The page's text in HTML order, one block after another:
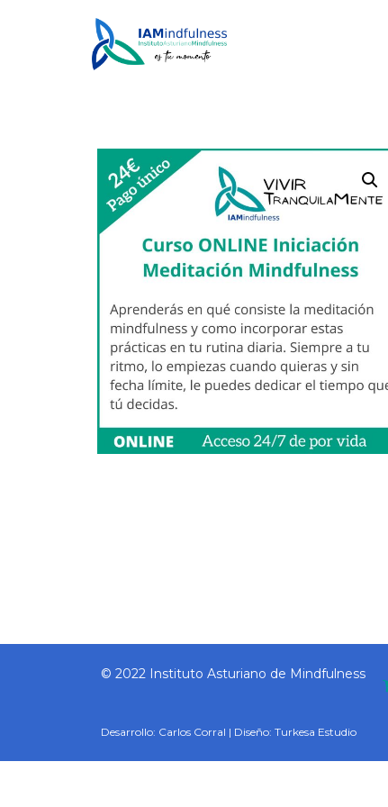
© 2022 Instituto Asturiano de Mindfulness
Desarrollo: Carlos Corral | Diseño: Turkesa Estudio